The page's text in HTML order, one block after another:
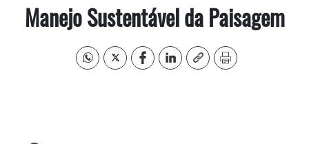
Manejo Sustentável da Paisagem